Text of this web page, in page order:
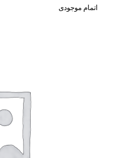
اتمام موجودی